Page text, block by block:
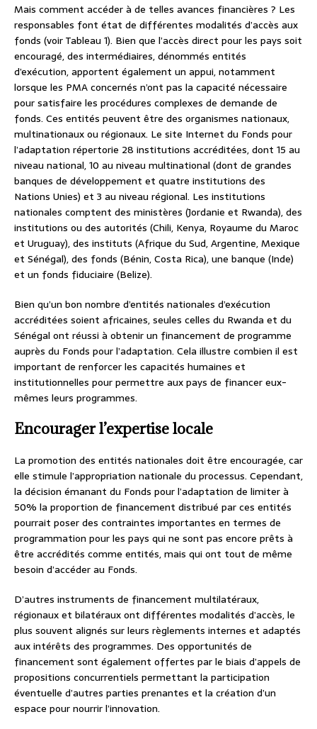
Mais comment accéder à de telles avances financières ? Les
responsables font état de différentes modalités d’accès aux
fonds (voir Tableau 1). Bien que l’accès direct pour les pays soit
encouragé, des intermédiaires, dénommés entités
d’exécution, apportent également un appui, notamment
lorsque les PMA concernés n’ont pas la capacité nécessaire
pour satisfaire les procédures complexes de demande de
fonds. Ces entités peuvent être des organismes nationaux,
multinationaux ou régionaux. Le site Internet du Fonds pour
l’adaptation répertorie 28 institutions accréditées, dont 15 au
niveau national, 10 au niveau multinational (dont de grandes
banques de développement et quatre institutions des
Nations Unies) et 3 au niveau régional. Les institutions
nationales comptent des ministères (Jordanie et Rwanda), des
institutions ou des autorités (Chili, Kenya, Royaume du Maroc
et Uruguay), des instituts (Afrique du Sud, Argentine, Mexique
et Sénégal), des fonds (Bénin, Costa Rica), une banque (Inde)
et un fonds fiduciaire (Belize).
Bien qu’un bon nombre d’entités nationales d’exécution
accréditées soient africaines, seules celles du Rwanda et du
Sénégal ont réussi à obtenir un financement de programme
auprès du Fonds pour l’adaptation. Cela illustre combien il est
important de renforcer les capacités humaines et
institutionnelles pour permettre aux pays de financer eux-
mêmes leurs programmes.
Encourager l’expertise locale
La promotion des entités nationales doit être encouragée, car
elle stimule l’appropriation nationale du processus. Cependant,
la décision émanant du Fonds pour l’adaptation de limiter à
50% la proportion de financement distribué par ces entités
pourrait poser des contraintes importantes en termes de
programmation pour les pays qui ne sont pas encore prêts à
être accrédités comme entités, mais qui ont tout de même
besoin d’accéder au Fonds.
D’autres instruments de financement multilatéraux,
régionaux et bilatéraux ont différentes modalités d’accès, le
plus souvent alignés sur leurs règlements internes et adaptés
aux intérêts des programmes. Des opportunités de
financement sont également offertes par le biais d’appels de
propositions concurrentiels permettant la participation
éventuelle d’autres parties prenantes et la création d’un
espace pour nourrir l’innovation.